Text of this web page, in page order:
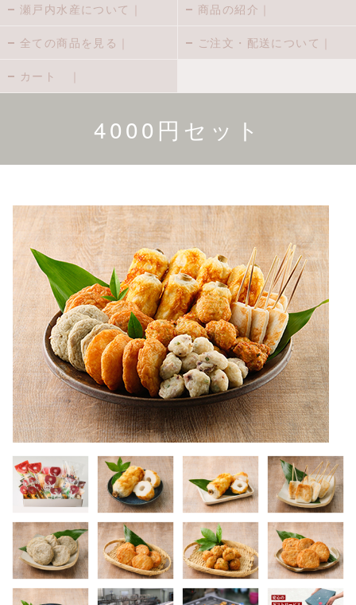
瀬戸内水産について｜ 商品の紹介｜
全ての商品を見る｜ ご注文・配送について｜
カート ｜
4000円セット